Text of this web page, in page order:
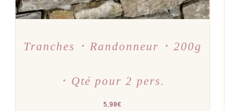
Tranches ･ Randonneur ･ 200g
･ Qté pour 2 pers.
5,98€